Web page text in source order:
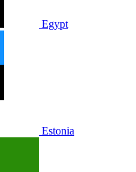
Egypt
Estonia